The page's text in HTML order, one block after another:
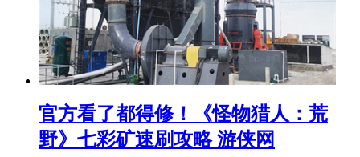
官方看了都得修！《怪物猎人：荒
野》七彩矿速刷攻略 游侠网